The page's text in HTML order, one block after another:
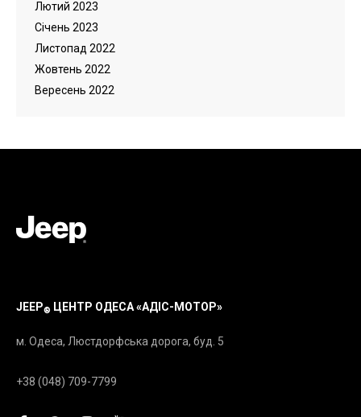
Лютий 2023
Cічень 2023
Листопад 2022
Жовтень 2022
Вересень 2022
JEEP® ЦЕНТР ОДЕСА «АДІС-МОТОР»
м. Одеса, Люстдорфська дорога, буд. 5
+38 (048) 709-7799